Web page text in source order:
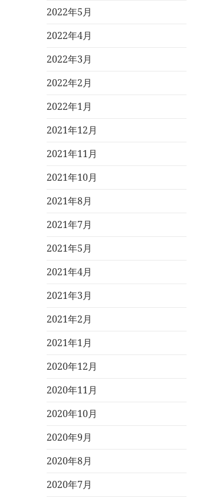
2022年5月
2022年4月
2022年3月
2022年2月
2022年1月
2021年12月
2021年11月
2021年10月
2021年8月
2021年7月
2021年5月
2021年4月
2021年3月
2021年2月
2021年1月
2020年12月
2020年11月
2020年10月
2020年9月
2020年8月
2020年7月